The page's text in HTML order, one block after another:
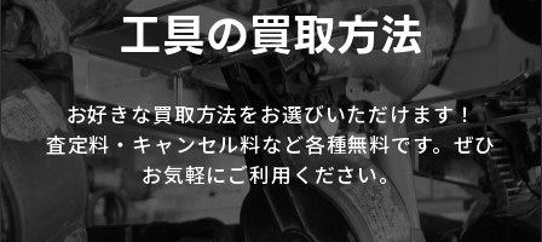
工具の買取方法
お好きな買取方法をお選びいただけます！
査定料・キャンセル料など各種無料です。ぜひ
お気軽にご利用ください。